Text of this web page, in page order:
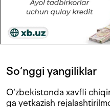
So‘nggi yangiliklar
O‘zbekistonda xavfli
ga yetkazish